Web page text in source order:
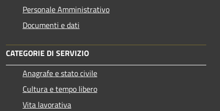
Personale Amministrativo
Documenti e dati
CATEGORIE DI SERVIZIO
Anagrafe e stato civile
Cultura e tempo libero
Vita lavorativa